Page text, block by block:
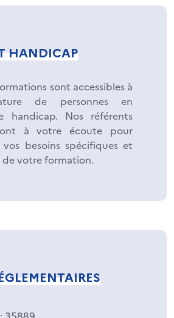
HANDICAP
sont accessibles à
de personnes en
handicap. Nos référents
à votre écoute pour
vos besoins spécifiques et
de votre formation.